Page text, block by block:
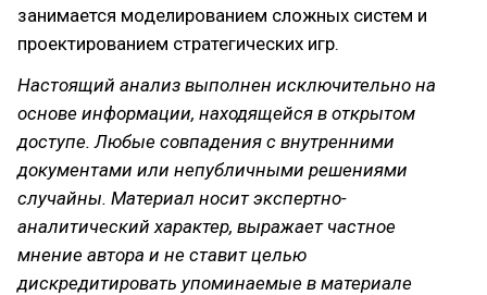
занимается моделированием сложных систем и
проектированием стратегических игр.
Настоящий анализ выполнен исключительно на
основе информации, находящейся в открытом
доступе. Любые совпадения с внутренними
документами или непубличными решениями
случайны. Материал носит экспертно-
аналитический характер, выражает частное
мнение автора и не ставит целью
дискредитировать упоминаемые в материале